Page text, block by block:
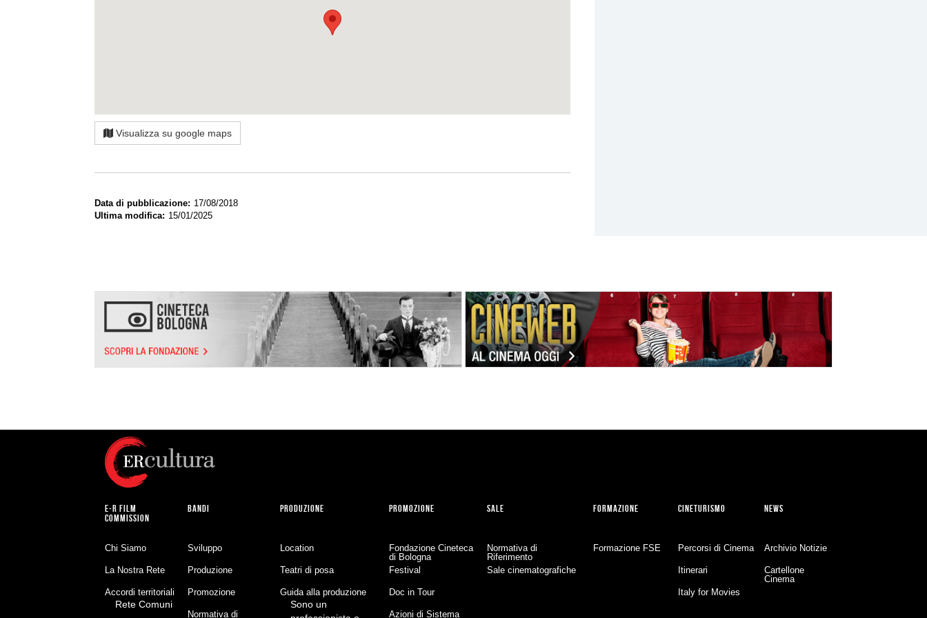
Visualizza su google maps
Data di pubblicazione
17/08/2018
Ultima modifica
15/01/2025
E-R FILM
COMMISSION
Chi Siamo
La Nostra Rete
Accordi territoriali
Rete Comuni
BANDI
Sviluppo
Produzione
Promozione
Normativa di
PRODUZIONE
Location
Teatri di posa
Guida alla produzione
Sono un
PROMOZIONE
Fondazione Cineteca
di Bologna
Festival
Doc in Tour
Azioni di Sistema
SALE
Normativa di
Riferimento
Sale cinematografiche
FORMAZIONE
Formazione FSE
CINETURISMO
Percorsi di Cinema
Itinerari
Italy for Movies
NEWS
Archivio Notizie
Cartellone
Cinema